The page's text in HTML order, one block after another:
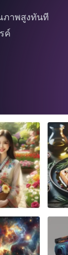
ภาพสูงทันที
ค์